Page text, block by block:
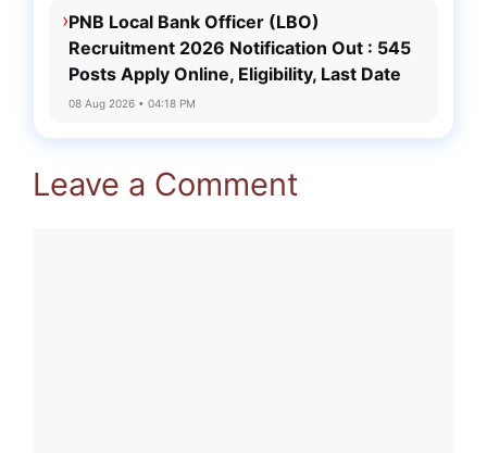
›PNB Local Bank Officer (LBO)
Recruitment 2026 Notification Out : 545
Posts Apply Online, Eligibility, Last Date
08 Aug 2026 • 04:18 PM
Leave a Comment